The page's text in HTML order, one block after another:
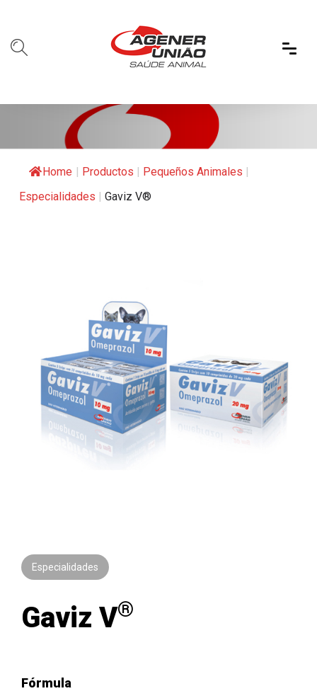
Home | Productos | Pequeños Animales |
Especialidades | Gaviz V®
Especialidades
Gaviz V®
Fórmula